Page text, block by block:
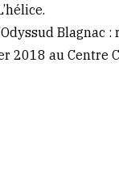
2018 au Centre